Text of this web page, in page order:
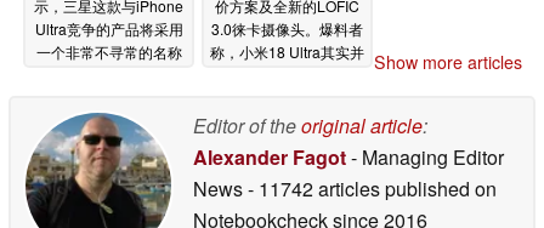
示，三星这款与iPhone
Ultra竞争的产品将采用
一个非常不寻常的名称
价方案及全新的LOFIC
3.0徕卡摄像头。爆料者
称，小米18 Ultra其实并 Show more articles
Editor of theoriginal article:
Alexander Fagot- Managing Editor
News- 11742 articles published on
Notebookchecksince 2016